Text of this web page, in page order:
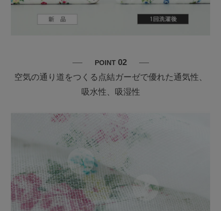
POINT 02
空気の通り道をつくる点結ガーゼで優れた通気性、
吸水性、吸湿性